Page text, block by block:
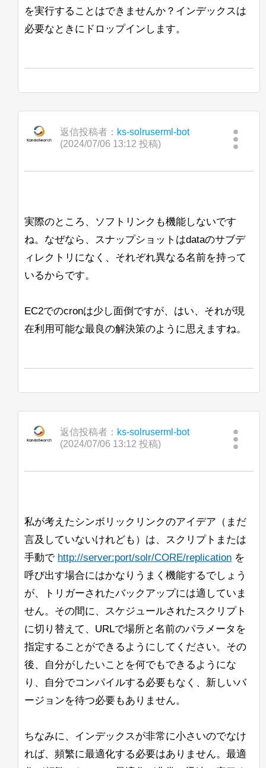
を実行することはできませんか？インデックスは
必要なときにドロップインします。
返信投稿者： ks-solruserml-bot
(2024/07/06 13:12 投稿)
実際のところ、ソフトリンクも機能しないです
ね。なぜなら、スナップショットはdataのサブデ
ィレクトリになく、それぞれ異なる名前を持って
いるからです。
EC2でのcronは少し面倒ですが、はい、それが現
在利用可能な最良の解決策のように思えますね。
返信投稿者： ks-solruserml-bot
(2024/07/06 13:12 投稿)
私が考えたシンボリックリンクのアイデア（まだ
言及していないけれども）は、スクリプトまたは
手動で http://server:port/solr/CORE/replication を
呼び出す場合にはかなりうまく機能するでしょう
が、トリガーされたバックアップには適していま
せん。その間に、スケジュールされたスクリプト
に切り替えて、URLで場所と名前のパラメータを
指定することができるようにしてください。その
後、自分がしたいことを何でもできるようにな
り、自分でコンパイルする必要もなく、新しいバ
ージョンを待つ必要もありません。
ちなみに、インデックスが非常に小さいのでなけ
れば、頻繁に最適化する必要はありません。最適